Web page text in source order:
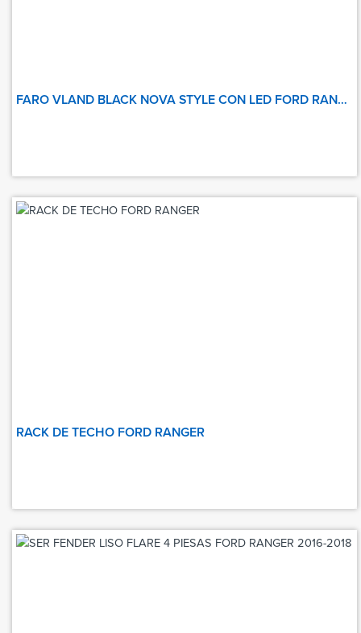
FARO VLAND BLACK NOVA STYLE CON LED FORD RANGER 2016 UP
RACK DE TECHO FORD RANGER